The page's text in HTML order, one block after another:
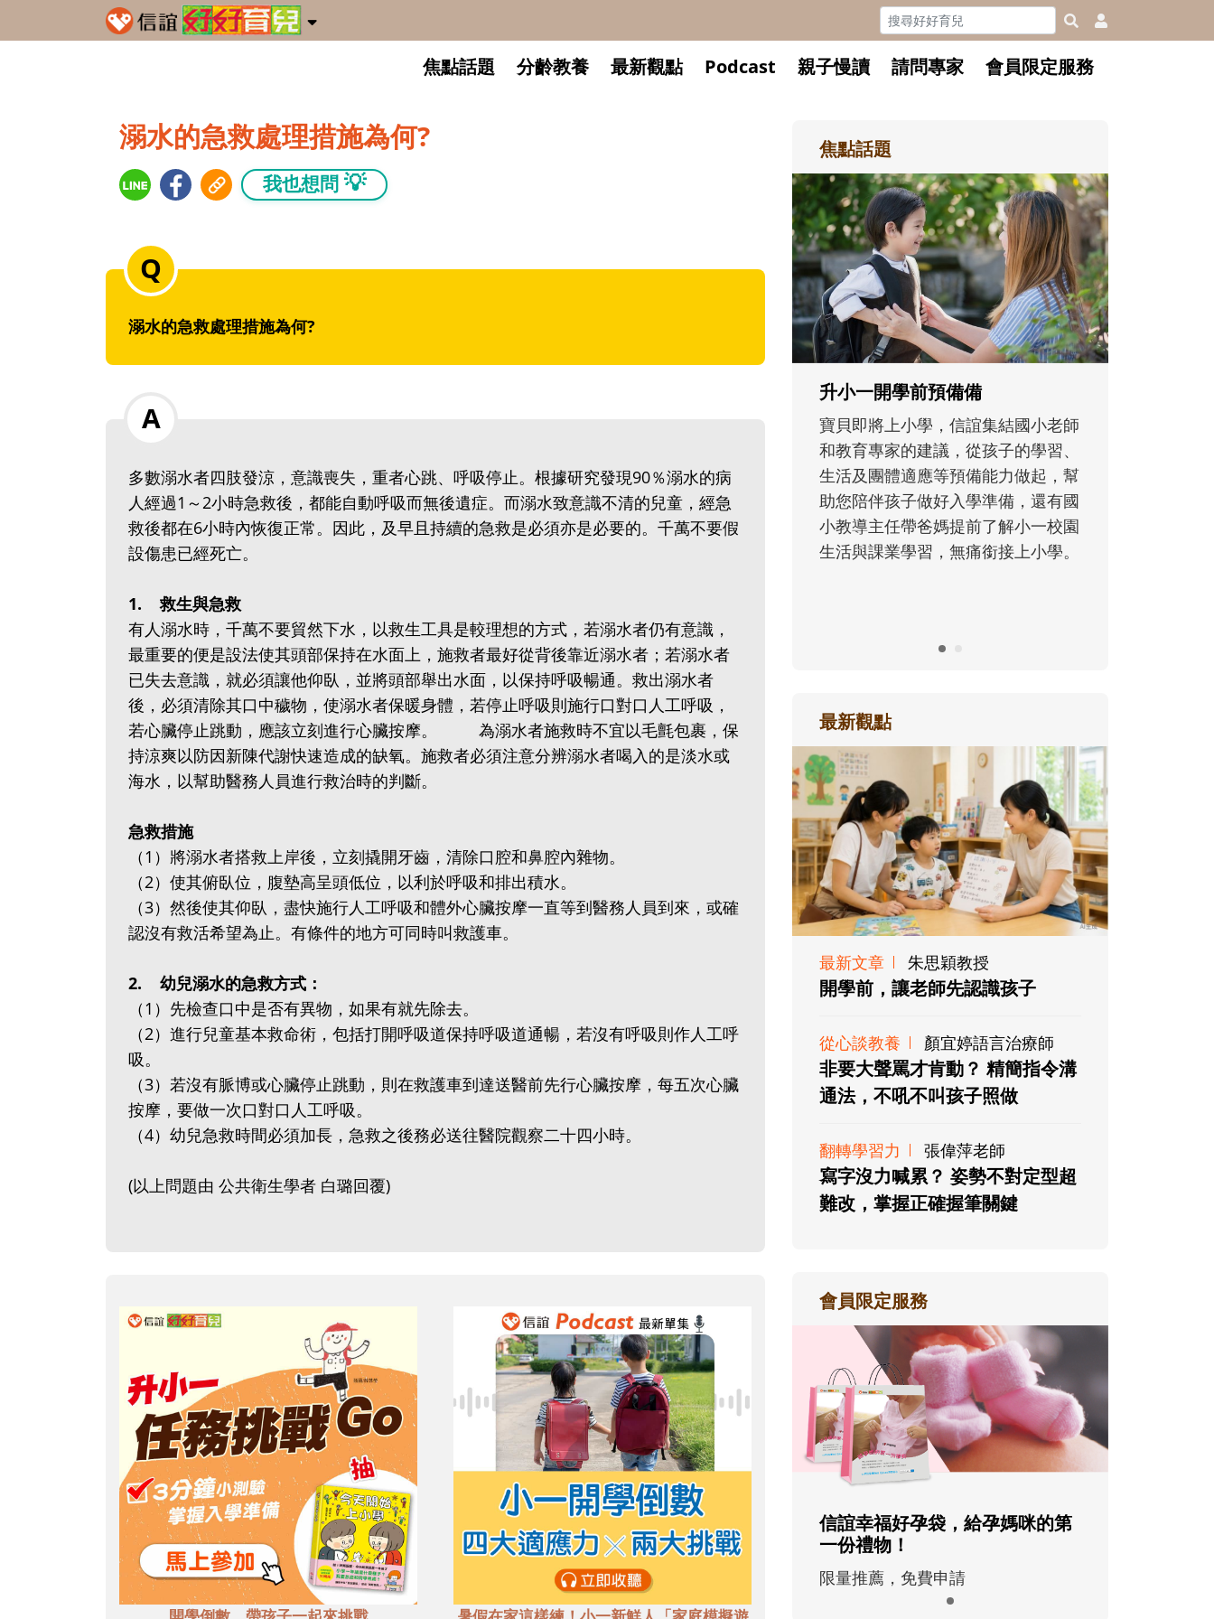
焦點話題 分齡教養 最新觀點 Podcast 親子慢讀 請問專家 會員限定服務
溺水的急救處理措施為何?
我也想問 💡
溺水的急救處理措施為何?
多數溺水者四肢發涼，意識喪失，重者心跳、呼吸停止。根據研究發現90％溺水的病
人經過1～2小時急救後，都能自動呼吸而無後遺症。而溺水致意識不清的兒童，經急
救後都在6小時內恢復正常。因此，及早且持續的急救是必須亦是必要的。千萬不要假
設傷患已經死亡。
1. 救生與急救
有人溺水時，千萬不要貿然下水，以救生工具是較理想的方式，若溺水者仍有意識，
最重要的便是設法使其頭部保持在水面上，施救者最好從背後靠近溺水者；若溺水者
已失去意識，就必須讓他仰臥，並將頭部舉出水面，以保持呼吸暢通。救出溺水者
後，必須清除其口中穢物，使溺水者保暖身體，若停止呼吸則施行口對口人工呼吸，
若心臟停止跳動，應該立刻進行心臟按摩。 為溺水者施救時不宜以毛氈包裹，保
持涼爽以防因新陳代謝快速造成的缺氧。施救者必須注意分辨溺水者喝入的是淡水或
海水，以幫助醫務人員進行救治時的判斷。
急救措施
（1）將溺水者搭救上岸後，立刻撬開牙齒，清除口腔和鼻腔內雜物。
（2）使其俯臥位，腹墊高呈頭低位，以利於呼吸和排出積水。
（3）然後使其仰臥，盡快施行人工呼吸和體外心臟按摩一直等到醫務人員到來，或確
認沒有救活希望為止。有條件的地方可同時叫救護車。
2. 幼兒溺水的急救方式：
（1）先檢查口中是否有異物，如果有就先除去。
（2）進行兒童基本救命術，包括打開呼吸道保持呼吸道通暢，若沒有呼吸則作人工呼
吸。
（3）若沒有脈博或心臟停止跳動，則在救護車到達送醫前先行心臟按摩，每五次心臟
按摩，要做一次口對口人工呼吸。
（4）幼兒急救時間必須加長，急救之後務必送往醫院觀察二十四小時。
(以上問題由 公共衛生學者 白璐回覆)
焦點話題
升小一開學前預備備
寶貝即將上小學，信誼集結國小老師
和教育專家的建議，從孩子的學習、
生活及團體適應等預備能力做起，幫
助您陪伴孩子做好入學準備，還有國
小教導主任帶爸媽提前了解小一校園
生活與課業學習，無痛銜接上小學。
最新觀點
最新文章 朱思穎教授
開學前，讓老師先認識孩子
從心談教養 顏宜婷語言治療師
非要大聲罵才肯動？ 精簡指令溝
通法，不吼不叫孩子照做
翻轉學習力 張偉萍老師
寫字沒力喊累？ 姿勢不對定型超
難改，掌握正確握筆關鍵
會員限定服務
信誼幸福好孕袋，給孕媽咪的第
一份禮物！
限量推薦，免費申請